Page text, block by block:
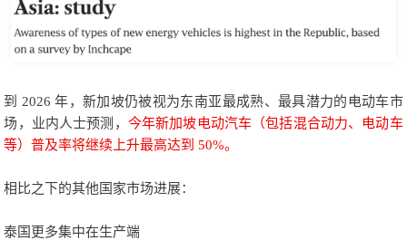
到 2026 年，新加坡仍被视为东南亚最成熟、最具潜力的电动车市
场，业内人士预测， 今年新加坡电动汽车（包括混合动力、电动车
等）普及率将继续上升最高达到 50%。
相比之下的其他国家市场进展：
泰国更多集中在生产端